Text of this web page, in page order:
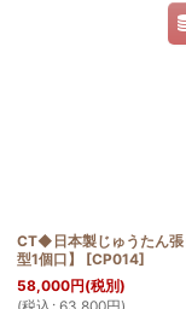
CT◆日本製じゅうたん
型1個口】
[CP014]
58,000円(税別)